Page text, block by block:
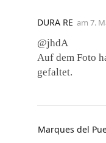
DURA RE am 7.
@jhdA
Auf dem Foto
gefaltet.
Marques del